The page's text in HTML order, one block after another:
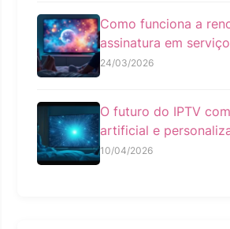
Como funciona a
assinatura em
24/03/2026
O futuro do IPTV
artificial e
10/04/2026